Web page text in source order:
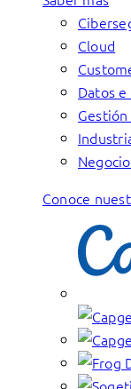
Cloud
Datos
Conoce